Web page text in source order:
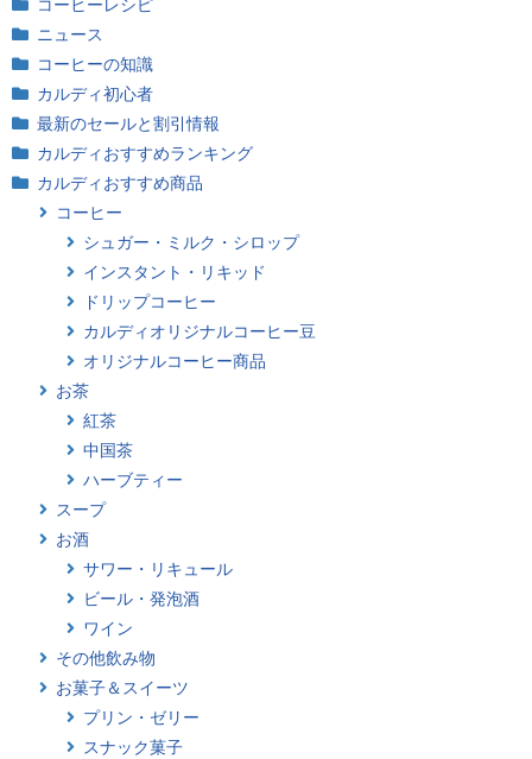
コーヒーレシピ
ニュース
コーヒーの知識
カルディ初心者
最新のセールと割引情報
カルディおすすめランキング
カルディおすすめ商品
コーヒー
シュガー・ミルク・シロップ
インスタント・リキッド
ドリップコーヒー
カルディオリジナルコーヒー豆
オリジナルコーヒー商品
お茶
紅茶
中国茶
ハーブティー
スープ
お酒
サワー・リキュール
ビール・発泡酒
ワイン
その他飲み物
お菓子＆スイーツ
プリン・ゼリー
スナック菓子